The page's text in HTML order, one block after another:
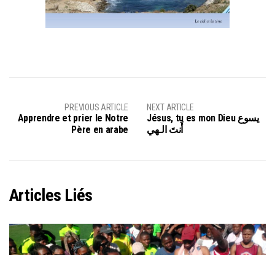
PREVIOUS ARTICLE
Apprendre et prier le Notre
Père en arabe
NEXT ARTICLE
Jésus, tu es mon Dieu يسوع
أَنتَ الـهي
Articles Liés